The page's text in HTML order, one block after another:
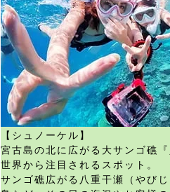
【シュノーケル】
宮古島の北に広がる大サンゴ礁
世界から注目されるスポット。
サンゴ礁広がる八重干瀬（やび